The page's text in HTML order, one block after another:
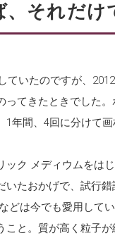
それだけ
ていたのですが、
ってきたときでした
1年間、4回に分けて
ック メディウムをは
いたおかげで、試行
どは今でも愛用して
こと。質が高く粒子